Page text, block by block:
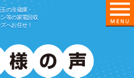
/神奈川の 冷蔵庫・洗濯機・エアコン
の冷蔵庫・
等の家電回収
へお任せ！